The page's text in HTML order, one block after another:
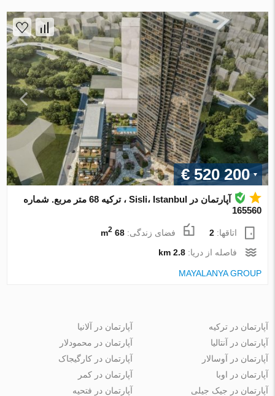
€ 520 200
آپارتمان در Sisli، Istanbul ، ترکیه 68 متر مربع. شماره
165560
اتاقها:2 فضای زندگی:68 m
2
فاصله از دریا:2.8 km
MAYALANYA GROUP
آپارتمان در ترکیه
آپارتمان در آنتالیا
آپارتمان در آوسالار
آپارتمان در اوبا
آپارتمان در جیک جیلی
آپارتمان در آلانیا
آپارتمان در محمودلار
آپارتمان در کارگیجاک
آپارتمان در کمر
آپارتمان در فتحیه